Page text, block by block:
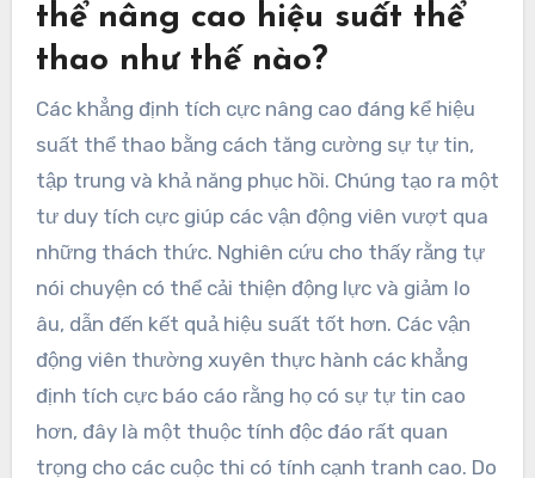
thể nâng cao hiệu suất thể
thao như thế nào?
Các khẳng định tích cực nâng cao đáng kể hiệu
suất thể thao bằng cách tăng cường sự tự tin,
tập trung và khả năng phục hồi. Chúng tạo ra một
tư duy tích cực giúp các vận động viên vượt qua
những thách thức. Nghiên cứu cho thấy rằng tự
nói chuyện có thể cải thiện động lực và giảm lo
âu, dẫn đến kết quả hiệu suất tốt hơn. Các vận
động viên thường xuyên thực hành các khẳng
định tích cực báo cáo rằng họ có sự tự tin cao
hơn, đây là một thuộc tính độc đáo rất quan
trọng cho các cuộc thi có tính cạnh tranh cao. Do